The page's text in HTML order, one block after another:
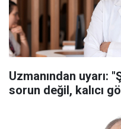
Uzmanından uyarı:
sorun değil, kalıcı